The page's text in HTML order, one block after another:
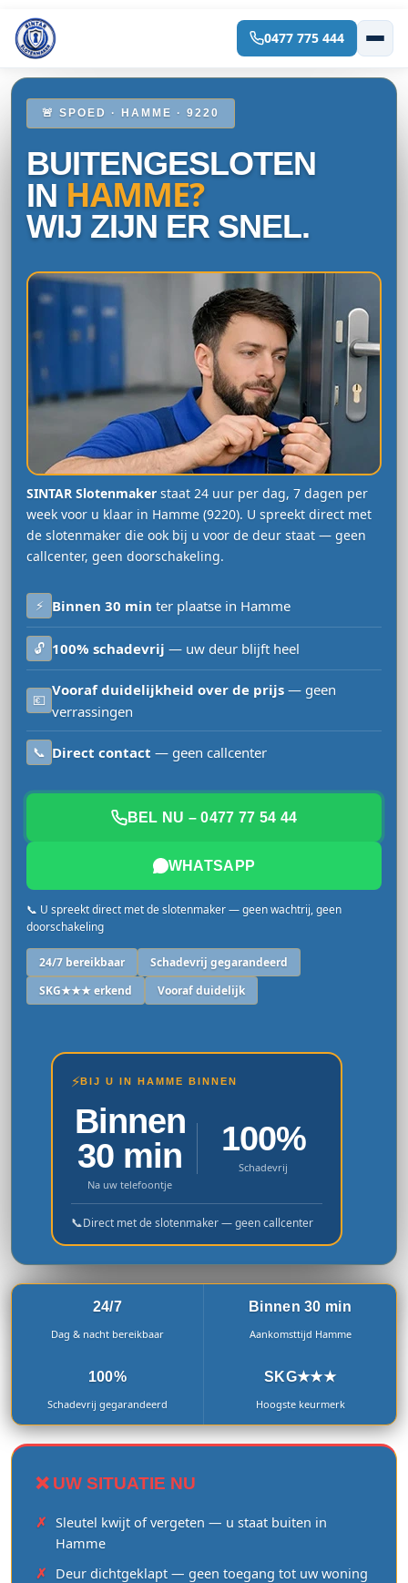
Spring
inhoud
0477 775 444
🚨 SPOED · HAMME · 9220
BUITENGESLOTEN
IN HAMME?
WIJ ZIJN ER SNEL.
SINTAR Slotenmaker staat 24 uur per dag, 7 dagen per
week voor u klaar in Hamme (9220). U spreekt direct met
de slotenmaker die ook bij u voor de deur staat — geen
callcenter, geen doorschakeling.
⚡ Binnen 30 min ter plaatse in Hamme
🔓 100% schadevrij — uw deur blijft heel
💶
Vooraf duidelijkheid over de prijs — geen
verrassingen
📞 Direct contact — geen callcenter
BEL NU – 0477 77 54 44
WHATSAPP
📞 U spreekt direct met de slotenmaker — geen wachtrij, geen
doorschakeling
24/7 bereikbaar
Schadevrij gegarandeerd
SKG★★★ erkend
Vooraf duidelijk
⚡BIJ U IN HAMME BINNEN
Binnen
30 min
Na uw telefoontje
100%
Schadevrij
📞Direct met de slotenmaker — geen callcenter
24/7
Dag & nacht bereikbaar
Binnen 30 min
Aankomsttijd Hamme
100%
Schadevrij gegarandeerd
SKG★★★
Hoogste keurmerk
❌ UW SITUATIE NU
Sleutel kwijt of vergeten — u staat buiten in
Hamme
Deur dichtgeklapt — geen toegang tot uw woning